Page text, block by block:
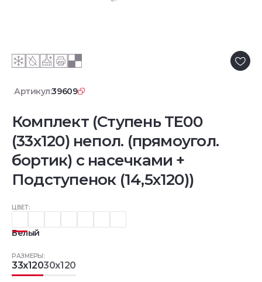
Артикул:39609
Комплект (Ступень TE00
(33x120) непол. (прямоугол.
бортик) с насечками +
Подступенок (14,5x120))
ЦВЕТ:
Белый
РАЗМЕРЫ:
33x12030x120